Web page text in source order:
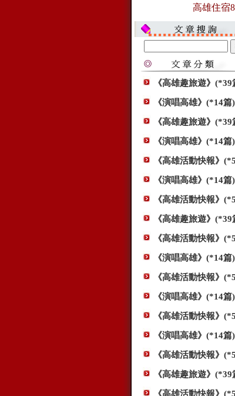
高雄住宿85
《高雄趣旅遊》(*39
《演唱高雄》(*14篇)
《高雄趣旅遊》(*39
《演唱高雄》(*14篇)
《高雄活動快報》
《演唱高雄》(*14篇)
《高雄活動快報》
《高雄趣旅遊》(*39
《高雄活動快報》
《演唱高雄》(*14篇)
《高雄活動快報》
《演唱高雄》(*14篇)
《高雄活動快報》
《演唱高雄》(*14篇)
《高雄活動快報》
《高雄趣旅遊》(*39
《高雄活動快報》